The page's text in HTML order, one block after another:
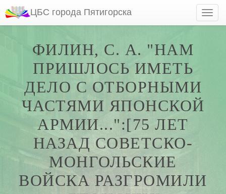
ЦБС города Пятигорска
ФИЛИН, С. А. "НАМ
ПРИШЛОСЬ ИМЕТЬ
ДЕЛО С ОТБОРНЫМИ
ЧАСТЯМИ ЯПОНСКОЙ
АРМИИ...":[75 ЛЕТ
НАЗАД СОВЕТСКО-
МОНГОЛЬСКИЕ
ВОЙСКА РАЗГРОМИЛИ